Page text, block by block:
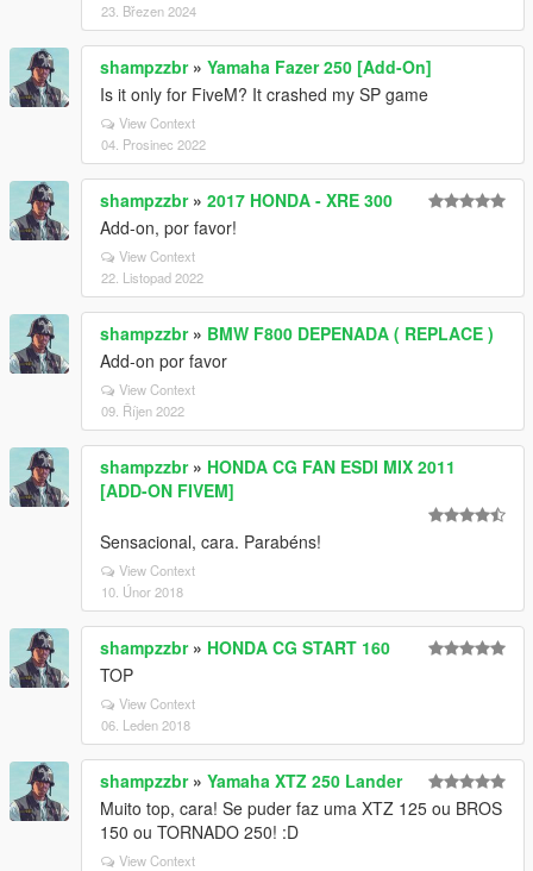
23. Březen 2024
shampzzbr» Yamaha Fazer 250 [Add-On]
Is it only for FiveM? It crashed my SP game
View Context
04. Prosinec 2022
shampzzbr» 2017 HONDA - XRE 300
Add-on, por favor!
View Context
22. Listopad 2022
shampzzbr» BMW F800 DEPENADA ( REPLACE )
Add-on por favor
View Context
09. Říjen 2022
shampzzbr» HONDA CG FAN ESDI MIX 2011
[ADD-ON FIVEM]
Sensacional, cara. Parabéns!
View Context
10. Únor 2018
shampzzbr» HONDA CG START 160
TOP
View Context
06. Leden 2018
shampzzbr» Yamaha XTZ 250 Lander
Muito top, cara! Se puder faz uma XTZ 125 ou BROS
150 ou TORNADO 250! :D
View Context